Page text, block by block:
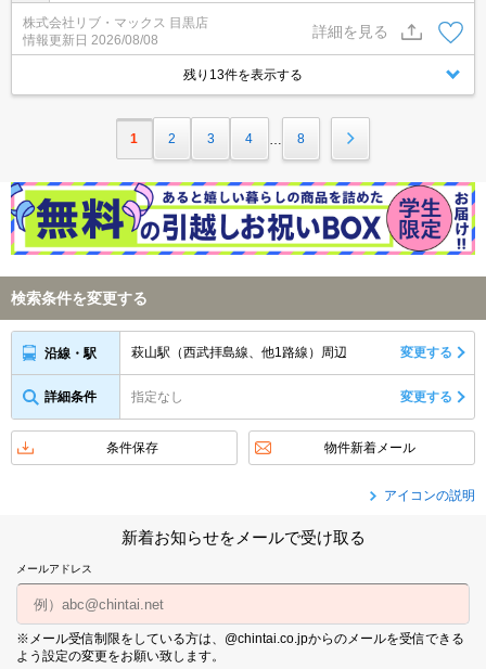
などにオススメ★当社グループ管理のため諸条件相談可能となって
おり、モバイルWiFiも無料でレンタル・初期費用クレジット支払可
能です♪土日祝日は混み合いますのでお早めにご予約ください。オン
ライン内覧・契約可能な為一度も来店せずとも問題ありません♪
株式会社リブ・マックス 目黒店
情報更新日 2026/08/08
詳細を見る
残り13件を表示する
1 2 3 4 8
検索条件を変更する
沿線・駅 萩山駅（西武拝島線、他1路線）周辺 変更する
詳細条件 指定なし 変更する
条件保存 物件新着メール
アイコンの説明
新着お知らせをメールで受け取る
メールアドレス
※メール受信制限をしている方は、@chintai.co.jpからのメールを受信できる
よう設定の変更をお願い致します。